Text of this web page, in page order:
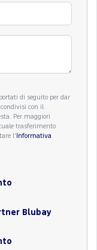
di seguito per dar
con il
trasferimento
l' Informativa
Blubay